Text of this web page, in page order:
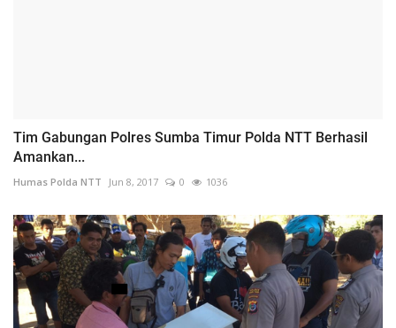
Tim Gabungan Polres Sumba Timur Polda NTT Berhasil
Amankan...
Humas Polda NTT Jun 8, 2017 0 1036